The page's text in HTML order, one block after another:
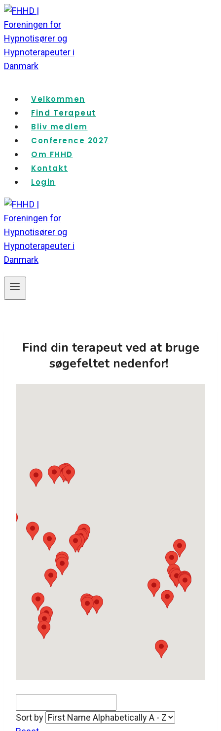
Fortsæt
til
indhold
Velkommen
Find Terapeut
Bliv medlem
Conference 2027
Om FHHD
Kontakt
Login
Find din terapeut ved at bruge
søgefeltet nedenfor!
Sort by